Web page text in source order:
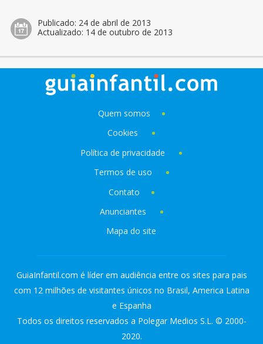
Publicado: 24 de abril de 2013
Actualizado: 14 de outubro de 2013
Quem somos
Cookies
Política de privacidade
Termos de uso
Contato
Anunciantes
Mapa do site
GuiaInfantil.com é líder em audiência entre os sites para pais
com 12 milhões de visitantes únicos no Brasil, America Latina
e Espanha
Todos os direitos reservados a Polegar Medios S.L. © 2000-
2020.